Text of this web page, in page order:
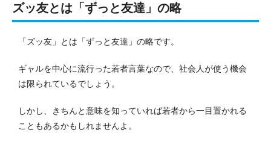
ズッ友とは「ずっと友達」の略
「ズッ友」とは「ずっと友達」の略です。
ギャルを中心に流行った若者言葉なので、社会人が使う機会
は限られているでしょう。
しかし、きちんと意味を知っていれば若者から一目置かれる
こともあるかもしれませんよ。